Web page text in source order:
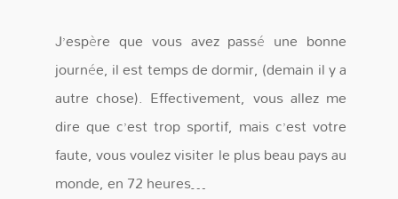
J’espère que vous avez passé une bonne
journée, il est temps de dormir, (demain il y a
autre chose). Effectivement, vous allez me
dire que c’est trop sportif, mais c’est votre
faute, vous voulez visiter le plus beau pays au
monde, en 72 heures…